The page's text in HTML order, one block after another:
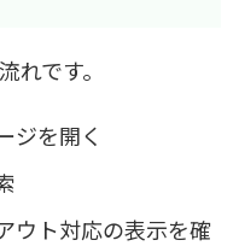
れです。
ジを開く
ウト対応の表示を確